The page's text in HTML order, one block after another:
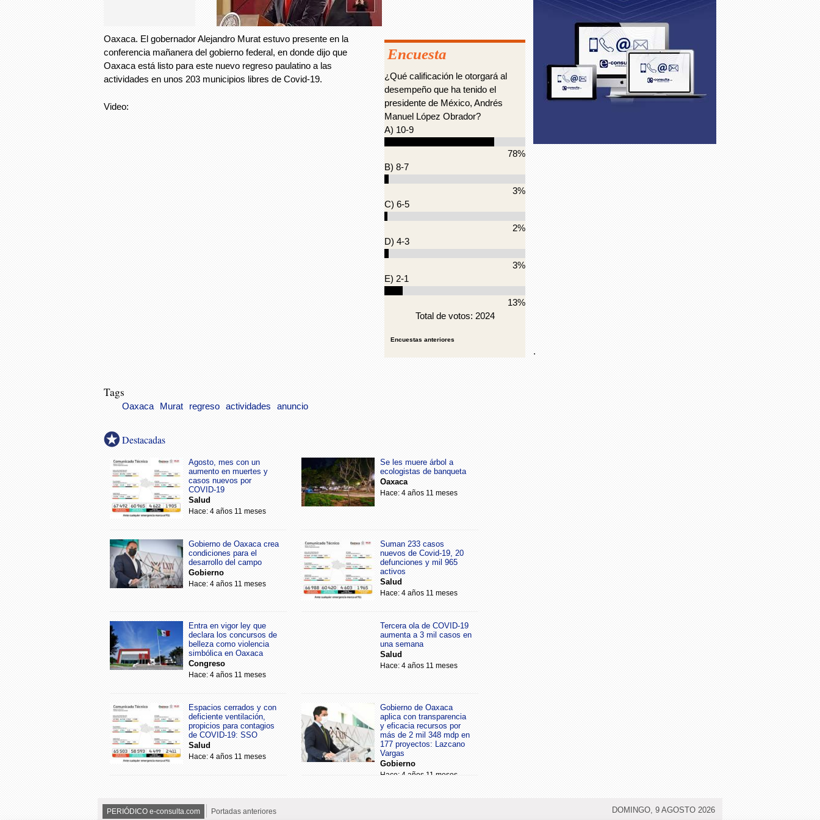
Oaxaca. El gobernador Alejandro Murat estuvo presente en la
conferencia mañanera del gobierno federal, en donde dijo que
Oaxaca está listo para este nuevo regreso paulatino a las
actividades en unos 203 municipios libres de Covid-19.
Video:
Encuesta
¿Qué calificación le otorgará al
desempeño que ha tenido el
presidente de México, Andrés
Manuel López Obrador?
A) 10-9
78%
B) 8-7
3%
C) 6-5
2%
D) 4-3
3%
E) 2-1
13%
Total de votos: 2024
Encuestas anteriores
Tags
Oaxaca Murat regreso actividades anuncio
Destacadas
Agosto, mes con un
aumento en muertes y
casos nuevos por
COVID-19
Salud
Hace: 4 años 11 meses
Se les muere árbol a
ecologistas de banqueta
Oaxaca
Hace: 4 años 11 meses
Gobierno de Oaxaca crea
condiciones para el
desarrollo del campo
Gobierno
Hace: 4 años 11 meses
Suman 233 casos
nuevos de Covid-19, 20
defunciones y mil 965
activos
Salud
Hace: 4 años 11 meses
Entra en vigor ley que
declara los concursos de
belleza como violencia
simbólica en Oaxaca
Congreso
Hace: 4 años 11 meses
Tercera ola de COVID-19
aumenta a 3 mil casos en
una semana
Salud
Hace: 4 años 11 meses
Espacios cerrados y con
deficiente ventilación,
propicios para contagios
de COVID-19: SSO
Salud
Hace: 4 años 11 meses
Gobierno de Oaxaca
aplica con transparencia
y eficacia recursos por
más de 2 mil 348 mdp en
177 proyectos: Lazcano
Vargas
Gobierno
Hace: 4 años 11 meses
.
PERIÓDICO e-consulta.com Portadas anteriores DOMINGO, 9 AGOSTO 2026